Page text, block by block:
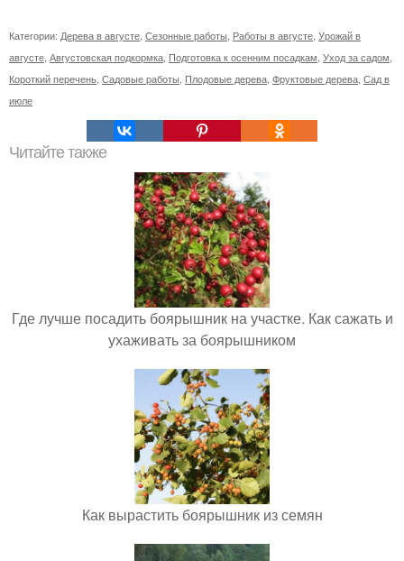
Категории: Дерева в августе Сезонные работы Работы в августе Урожай в
августе Августовская подкормка Подготовка к осенним посадкам Уход за садом
Короткий перечень Садовые работы Плодовые дерева Фруктовые дерева Сад в
июле
Читайте также
Где лучше посадить боярышник на участке. Как сажать и
ухаживать за боярышником
Как вырастить боярышник из семян